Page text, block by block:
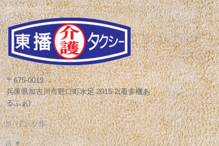
〒675-0019
兵庫県加古川市野口町水足 2015-2(看多機あ
るふぁ)
リンク集
♥